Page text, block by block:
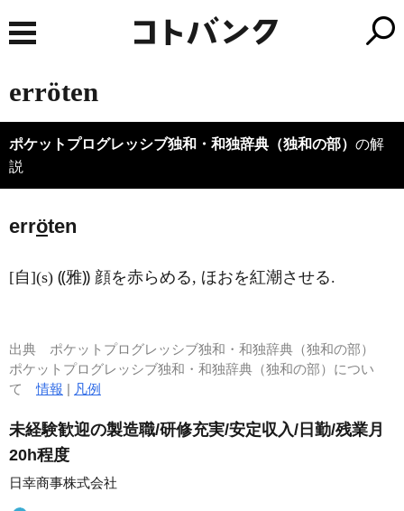
erröten
ポケットプログレッシブ独和・和独辞典（独和の部） の解
説
erröten
[自](s) ⸨雅⸩ 顔を赤らめる, ほおを紅潮させる.
出典 ポケットプログレッシブ独和・和独辞典（独和の部）
ポケットプログレッシブ独和・和独辞典（独和の部）につい
て情報 | 凡例
未経験歓迎の製造職/研修充実/安定収入/日勤/残業月
20h程度
日幸商事株式会社